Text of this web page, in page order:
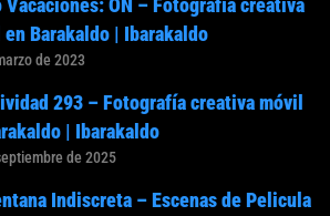
Vacaciones: ON – Fotografía creativa
Barakaldo | Ibarakaldo
de 2023
293 – Fotografía creativa móvil
| Ibarakaldo
de 2025
Indiscreta – Escenas de Pelicula